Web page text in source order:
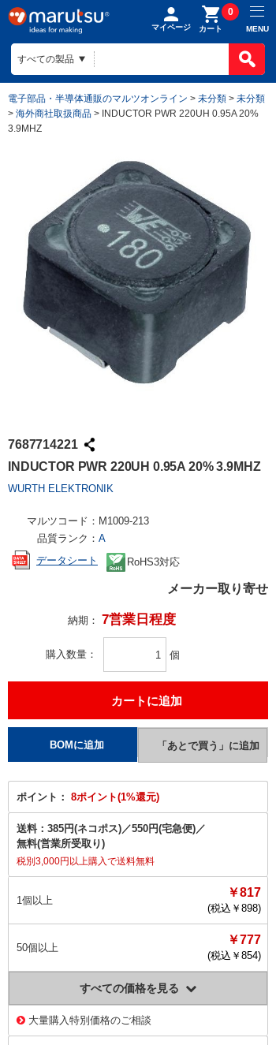
マイページ カート
0
MENU
電子部品・半導体通販のマルツオンライン > 未分類 > 未分類
> 海外商社取扱商品 > INDUCTOR PWR 220UH 0.95A 20%
3.9MHZ
7687714221
INDUCTOR PWR 220UH 0.95A 20% 3.9MHZ
WURTH ELEKTRONIK
マルツコード： M1009-213
品質ランク： A
データシート
RoHS3対応
メーカー取り寄せ
納期： 7営業日程度
購入数量 個
ポイント： 8ポイント(1%還元)
送料： 385円(ネコポス)／550円(宅急便)／
無料(営業所受取り)
税別3,000円以上購入で送料無料
1個以上
￥817
(税込￥ 898)
50個以上
￥777
(税込￥ 854)
すべての価格を見る
大量購入特別価格のご相談